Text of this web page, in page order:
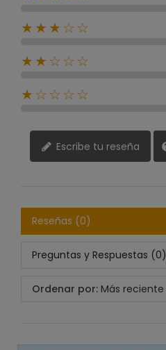
★★★☆☆
★★☆☆☆
★☆☆☆☆
Escribe tu reseña
Reseñas (0)
Preguntas y Respuestas (0)
Ordenar por: Más reciente